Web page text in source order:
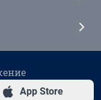
App Store